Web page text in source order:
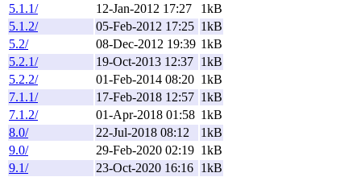
5.1.1/
12-Jan-2012 17:27
1kB
5.1.2/
05-Feb-2012 17:25 1kB
5.2/
08-Dec-2012 19:39 1kB
5.2.1/
19-Oct-2013 12:37 1kB
5.2.2/
01-Feb-2014 08:20 1kB
7.1.1/
17-Feb-2018 12:57 1kB
7.1.2/
01-Apr-2018 01:58 1kB
8.0/
22-Jul-2018 08:12
1kB
9.0/
29-Feb-2020 02:19 1kB
9.1/
23-Oct-2020 16:16 1kB